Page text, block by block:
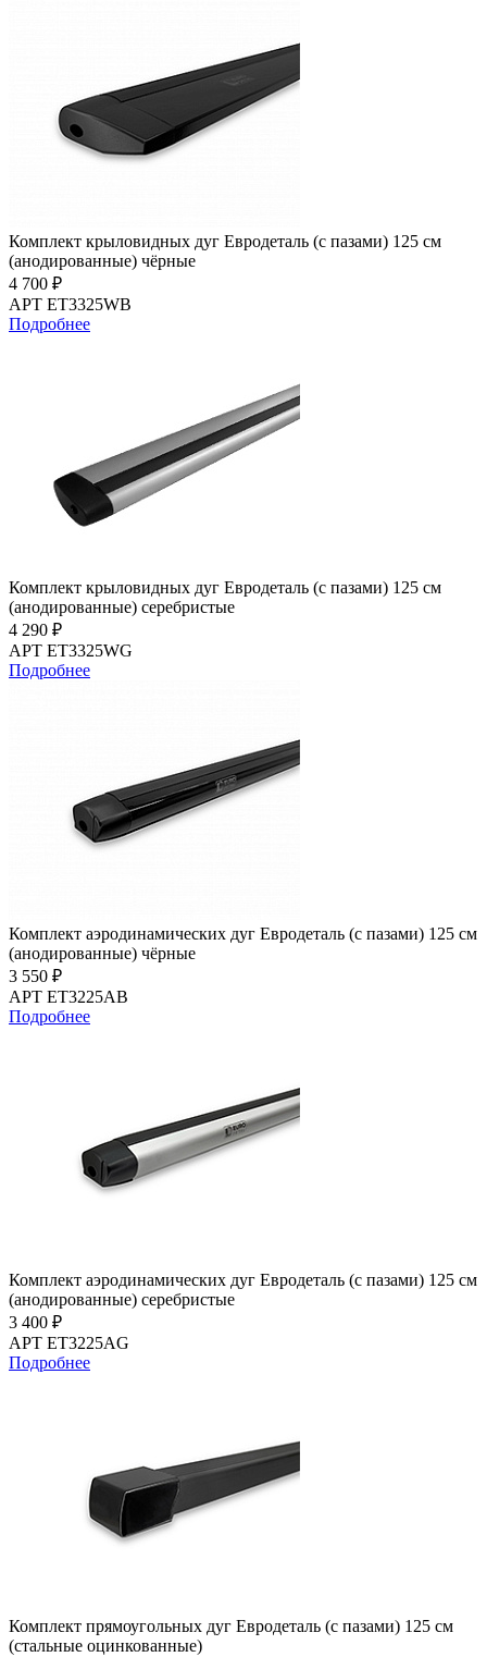
Комплект крыловидных дуг Евродеталь (с пазами) 125 см
(анодированные) чёрные
4 700 ₽
АРТ ET3325WB
Подробнее
Комплект крыловидных дуг Евродеталь (с пазами) 125 см
(анодированные) серебристые
4 290 ₽
АРТ ET3325WG
Подробнее
Комплект аэродинамических дуг Евродеталь (с пазами) 125 см
(анодированные) чёрные
3 550 ₽
АРТ ET3225AB
Подробнее
Комплект аэродинамических дуг Евродеталь (с пазами) 125 см
(анодированные) серебристые
3 400 ₽
АРТ ET3225AG
Подробнее
Комплект прямоугольных дуг Евродеталь (с пазами) 125 см
(стальные оцинкованные)